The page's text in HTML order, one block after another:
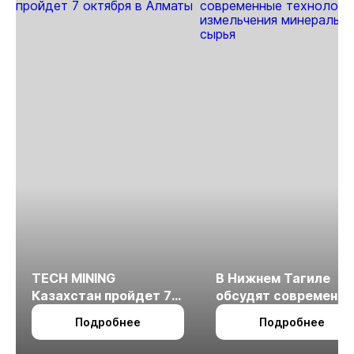
TECH MINING
Казахстан пройдет 7
октября в Алматы
Подробнее
В Нижнем Тагиле
обсудят
технологии
измельчения
Подробнее